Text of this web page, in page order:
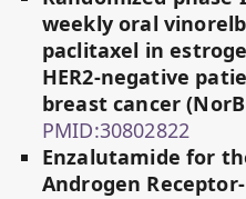
weekly oral
paclitaxel in
HER2-negative
breast cancer
PMID:30802822
Enzalutamide for
Androgen